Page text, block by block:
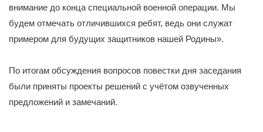
внимание до конца специальной военной операции. Мы
будем отмечать отличившихся ребят, ведь они служат
примером для будущих защитников нашей Родины».
По итогам обсуждения вопросов повестки дня заседания
были приняты проекты решений с учётом озвученных
предложений и замечаний.